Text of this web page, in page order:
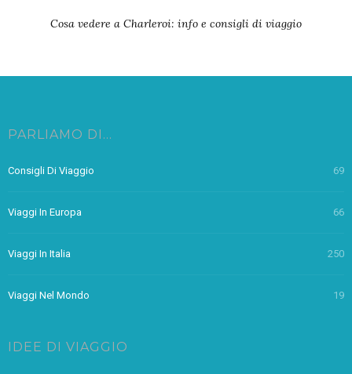
Cosa vedere a Charleroi: info e consigli di viaggio
PARLIAMO DI…
Consigli Di Viaggio 69
Viaggi In Europa 66
Viaggi In Italia 250
Viaggi Nel Mondo 19
IDEE DI VIAGGIO